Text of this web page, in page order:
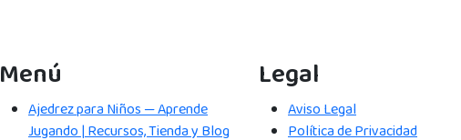
Menú
Ajedrez para Niños — Aprende
Jugando | Recursos, Tienda y Blog
Legal
Aviso Legal
Política de Privacidad